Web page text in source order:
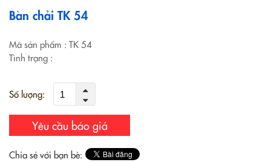
Bàn chải TK 54
Mã sản phẩm : TK 54
Tình trạng :
Số lượng:
Yêu cầu báo giá
Chia sẻ với bạn bè: